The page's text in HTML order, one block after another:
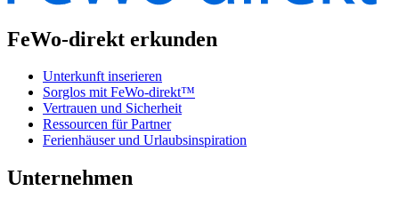
FeWo-direkt erkunden
Unterkunft inserieren
Sorglos mit FeWo-direkt™
Vertrauen und Sicherheit
Ressourcen für Partner
Ferienhäuser und Urlaubsinspiration
Unternehmen